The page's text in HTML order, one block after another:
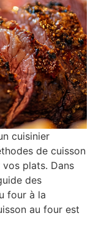
cuisinier
de cuisson
plats. Dans
des
four à la
au four est